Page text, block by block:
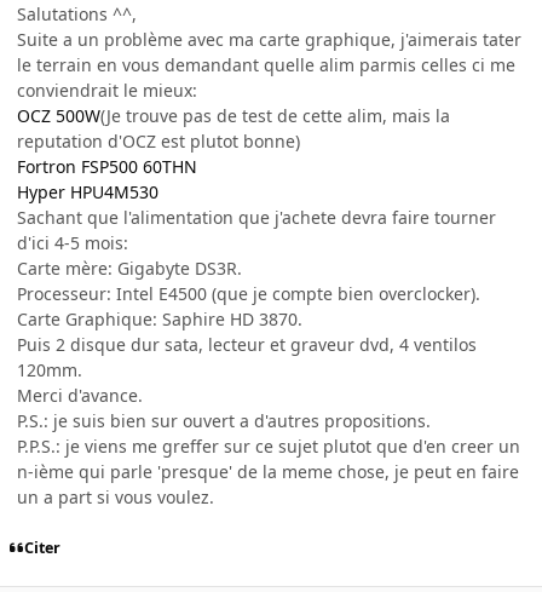
Salutations ^^,
Suite a un problème avec ma carte graphique, j'aimerais tater
le terrain en vous demandant quelle alim parmis celles ci me
conviendrait le mieux:
OCZ 500W(Je trouve pas de test de cette alim, mais la
reputation d'OCZ est plutot bonne)
Fortron FSP500 60THN
Hyper HPU4M530
Sachant que l'alimentation que j'achete devra faire tourner
d'ici 4-5 mois:
Carte mère: Gigabyte DS3R.
Processeur: Intel E4500 (que je compte bien overclocker).
Carte Graphique: Saphire HD 3870.
Puis 2 disque dur sata, lecteur et graveur dvd, 4 ventilos
120mm.
Merci d'avance.
P.S.: je suis bien sur ouvert a d'autres propositions.
P.P.S.: je viens me greffer sur ce sujet plutot que d'en creer un
n-ième qui parle 'presque' de la meme chose, je peut en faire
un a part si vous voulez.
Citer